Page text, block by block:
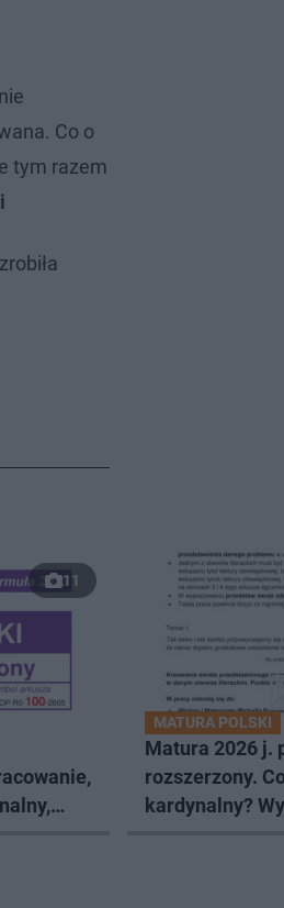
Co o
tym razem
11
MATURA POLSKI
Matura 2026 j.
rozszerzony.
kardynalny?